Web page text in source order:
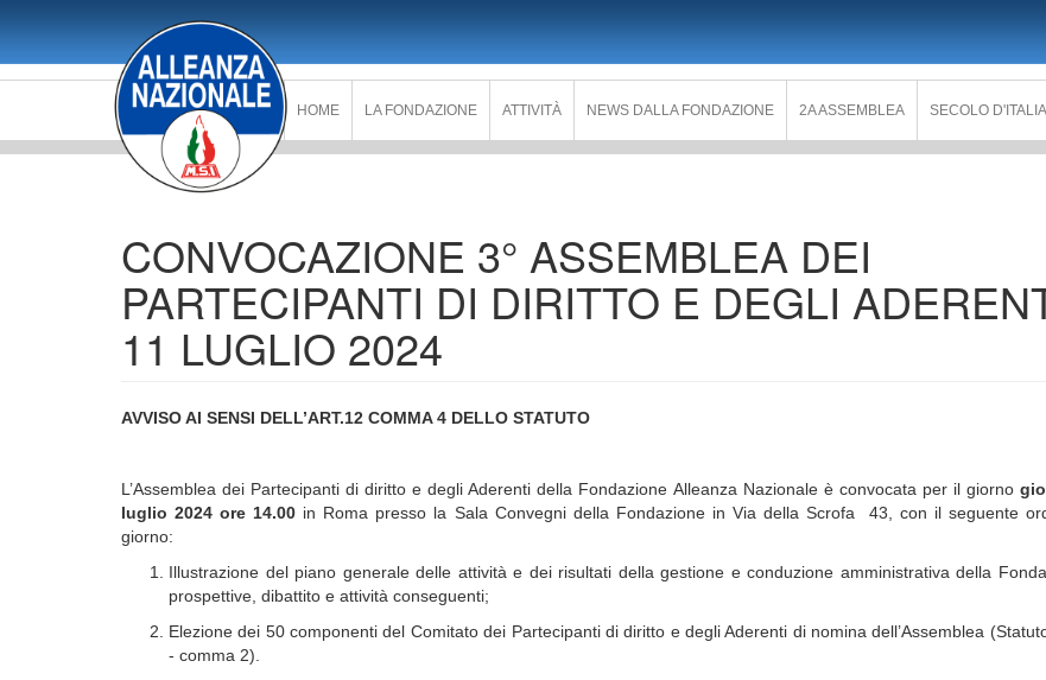
contenuto
principale
HOME LA FONDAZIONE ATTIVITÀ NEWS DALLA FONDAZIONE 2A ASSEMBLEA SECOLO D'ITALIA
CONVOCAZIONE 3° ASSEMBLEA DEI
PARTECIPANTI DI DIRITTO E DEGLI
11 LUGLIO 2024
AVVISO AI SENSI DELL’ART.12 COMMA 4 DELLO STATUTO
L’Assemblea dei Partecipanti di diritto e degli Aderenti della Fondazione Alleanza Nazionale è convocata per il giorno
luglio 2024 ore 14.00 in Roma presso la Sala Convegni della Fondazione in Via della Scrofa 43, con il seguente
giorno:
Illustrazione del piano generale delle attività e dei risultati della gestione e conduzione amministrativa della
prospettive, dibattito e attività conseguenti;
Elezione dei 50 componenti del Comitato dei Partecipanti di diritto e degli Aderenti di nomina dell’Assemblea
- comma 2).